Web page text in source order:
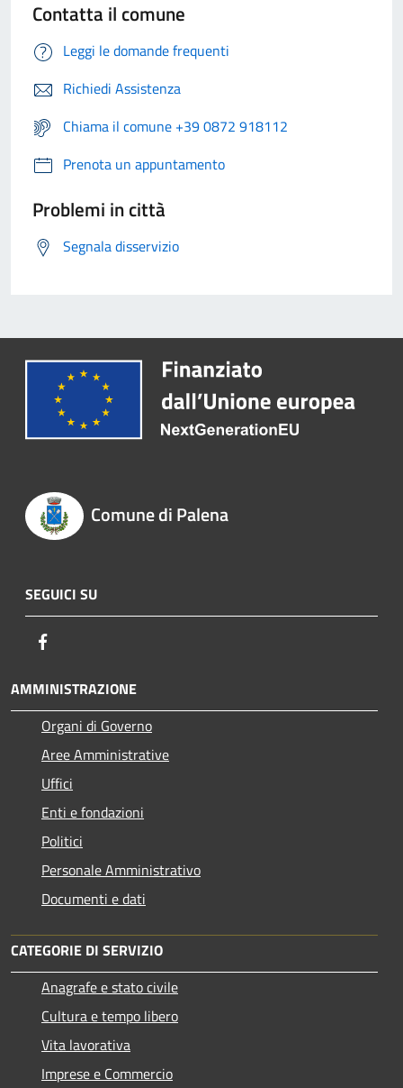
Contatta il comune
Leggi le domande frequenti
Richiedi Assistenza
Chiama il comune +39 0872 918112
Prenota un appuntamento
Problemi in città
Segnala disservizio
Comune di Palena
SEGUICI SU
AMMINISTRAZIONE
Organi di Governo
Aree Amministrative
Uffici
Enti e fondazioni
Politici
Personale Amministrativo
Documenti e dati
CATEGORIE DI SERVIZIO
Anagrafe e stato civile
Cultura e tempo libero
Vita lavorativa
Imprese e Commercio